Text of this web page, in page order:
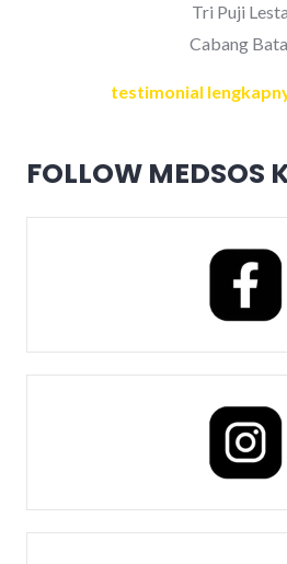
Tri Puji
Cabang
testimonial
FOLLOW MEDSOS